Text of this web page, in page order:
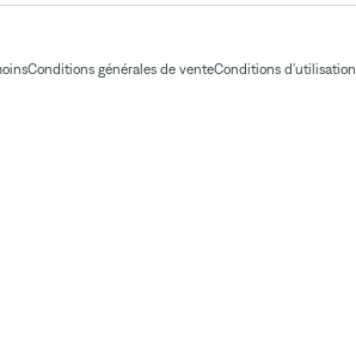
Conditions générales de venteConditions d'utilisation